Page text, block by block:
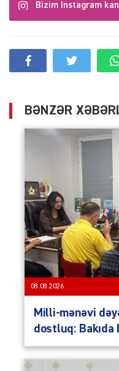
Bizim Instagram
BƏNZƏR
08.08.2026
Milli-mənəvi
dostluq: